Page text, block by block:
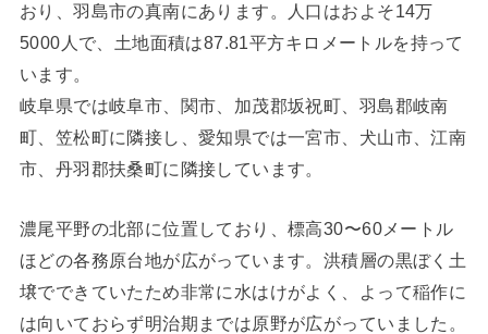
おり、羽島市の真南にあります。人口はおよそ14万
5000人で、土地面積は87.81平方キロメートルを持って
います。
岐阜県では岐阜市、関市、加茂郡坂祝町、羽島郡岐南
町、笠松町に隣接し、愛知県では一宮市、犬山市、江南
市、丹羽郡扶桑町に隣接しています。
濃尾平野の北部に位置しており、標高30〜60メートル
ほどの各務原台地が広がっています。洪積層の黒ぼく土
壌でできていたため非常に水はけがよく、よって稲作に
は向いておらず明治期までは原野が広がっていました。